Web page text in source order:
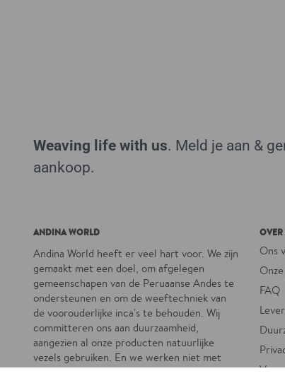
Weaving life with us. Meld je aan &
aankoop.
ANDINA WORLD
Andina World heeft er veel hart voor. We zijn
gemaakt met een doel, om afgelegen
gemeenschapen van de Peruaanse Andes te
ondersteunen en om de weeftechniek van
de voorouderlijke inca's te behouden. Wij
committeren ons aan duurzaamheid,
aangezien al onze producten natuurlijke
vezels gebruiken. En we werken niet met
chemicaliën, omdat we onze producten op
Ons
FAQ